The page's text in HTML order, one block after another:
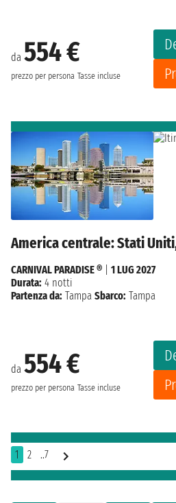
da 554 €
prezzo per persona Tasse incluse
America centrale: Stati
da 554 €
prezzo per persona Tasse incluse
CARNIVAL PARADISE ®
1 LUG 2027
Durata: 4 notti
Partenza da: Tampa Sbarco: Tampa
1 2 ..7